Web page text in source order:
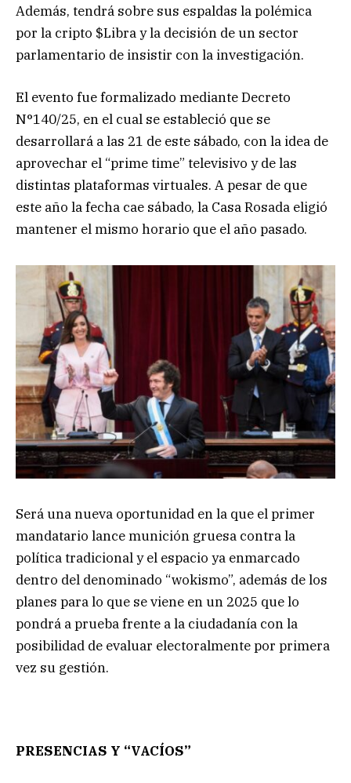
Además, tendrá sobre sus espaldas la polémica
por la cripto $Libra y la decisión de un sector
parlamentario de insistir con la investigación.
El evento fue formalizado mediante Decreto
N°140/25, en el cual se estableció que se
desarrollará a las 21 de este sábado, con la idea de
aprovechar el “prime time” televisivo y de las
distintas plataformas virtuales. A pesar de que
este año la fecha cae sábado, la Casa Rosada eligió
mantener el mismo horario que el año pasado.
Será una nueva oportunidad en la que el primer
mandatario lance munición gruesa contra la
política tradicional y el espacio ya enmarcado
dentro del denominado “wokismo”, además de los
planes para lo que se viene en un 2025 que lo
pondrá a prueba frente a la ciudadanía con la
posibilidad de evaluar electoralmente por primera
vez su gestión.
PRESENCIAS Y “VACÍOS”